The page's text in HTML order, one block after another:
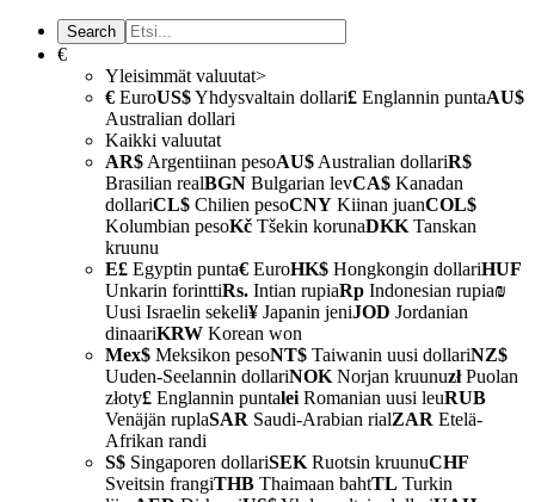
€
Yleisimmät valuutat>
€ EuroUS$Yhdysvaltain dollari£ Englannin puntaAU$
Australian dollari
Kaikki valuutat
AR$ Argentiinan pesoAU$ Australian dollariR$
Brasilian realBGN Bulgarian levCA$ Kanadan
dollariCL$ Chilien pesoCNY Kiinan juanCOL$
Kolumbian pesoKč Tšekin korunaDKK Tanskan
kruunu
E£ Egyptin punta€ EuroHK$ Hongkongin dollariHUF
Unkarin forinttiRs. Intian rupiaRp Indonesian rupia₪
Uusi Israelin sekeli¥ Japanin jeniJOD Jordanian
dinaariKRW Korean won
Mex$ Meksikon pesoNT$ Taiwanin uusi dollariNZ$
Uuden-Seelannin dollariNOK Norjan kruunuzłPuolan
złoty£ Englannin puntalei Romanian uusi leuRUB
Venäjän ruplaSAR Saudi-Arabian rialZAR Etelä-
Afrikan randi
S$ Singaporen dollariSEK Ruotsin kruunuCHF
Sveitsin frangiTHB Thaimaan bahtTL Turkin